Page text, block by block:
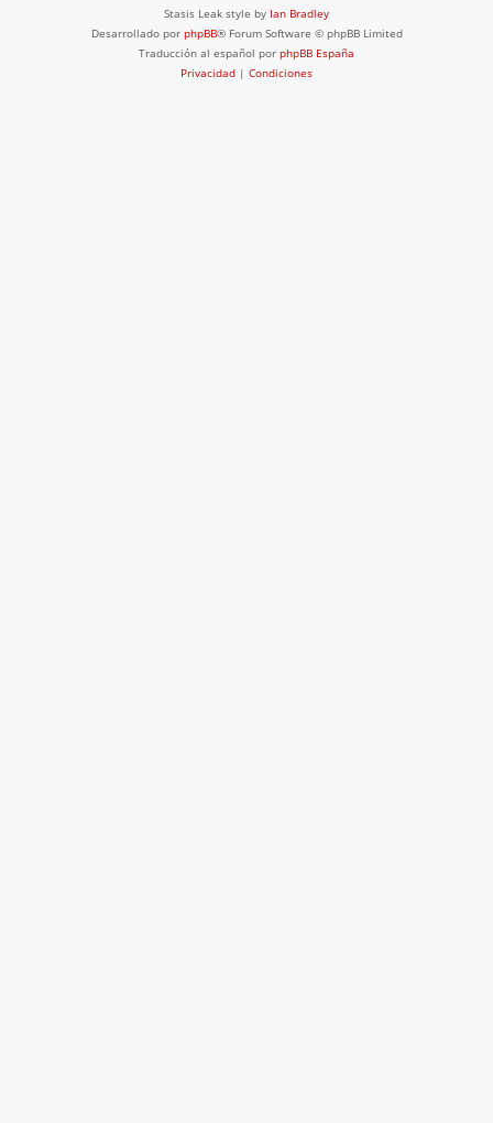
Stasis Leak style by Ian Bradley
Desarrollado por phpBB® Forum Software © phpBB Limited
Traducción al español por phpBB España
Privacidad | Condiciones